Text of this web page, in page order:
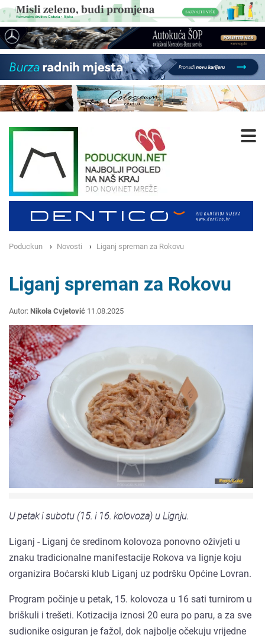
Poduckun Novosti Liganj spreman za Rokovu
Liganj spreman za Rokovu
Autor: Nikola Cvjetović 11.08.2025
U petak i subotu (15. i 16. kolovoza) u Lignju.
Liganj - Liganj će sredinom kolovoza ponovno oživjeti u
znaku tradicionalne manifestacije Rokova va lignje koju
organizira Boćarski klub Liganj uz podršku Općine Lovran.
Program počinje u petak, 15. kolovoza u 16 sati turnirom u
briškuli i trešeti. Kotizacija iznosi 20 eura po paru, a za sve
sudionike osiguran je fažol, dok najbolje očekuju vrijedne